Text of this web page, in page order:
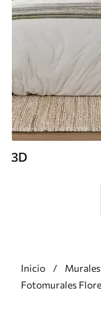
3D
Inicio
Fotomurales